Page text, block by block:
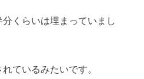
くらいは埋まっていまし
ているみたいです。